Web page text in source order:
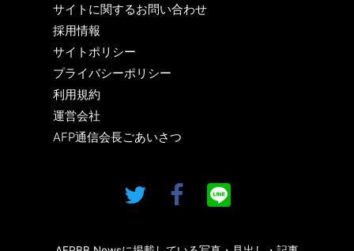
サイトに関するお問い合わせ
採用情報
サイトポリシー
プライバシーポリシー
利用規約
運営会社
AFP通信会長ごあいさつ